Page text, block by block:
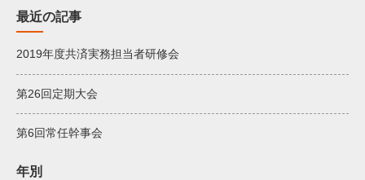
最近の記事
2019年度共済実務担当者研修会
第26回定期大会
第6回常任幹事会
年別